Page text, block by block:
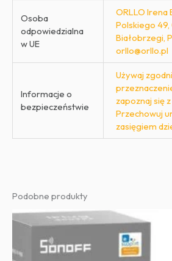
Osoba
odpowiedzialna
w UE
ORLLO Irena
Polskiego 49,
Białobrzegi,
orllo@orllo.pl
Informacje o
bezpieczeństwie
Używaj
zapoznaj się
Przechowuj
zasięgiem
Podobne produkty